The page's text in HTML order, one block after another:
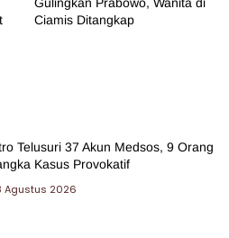
Gulingkan Prabowo, Wanita di
Ciamis Ditangkap
Telusuri 37 Akun Medsos, 9 Orang
Kasus Provokatif
Agustus 2026